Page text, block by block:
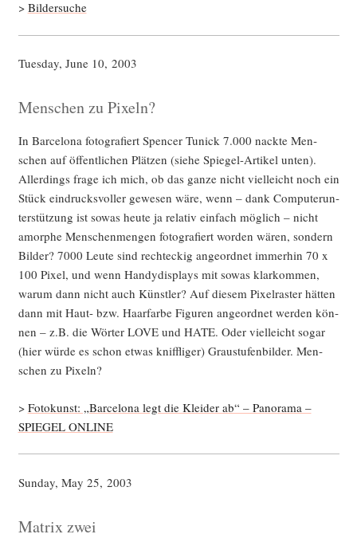
> Bil­der­su­che
Tues­day, June 10, 2003
Menschen zu Pixeln?
In Bar­ce­lo­na foto­gra­fiert Spen­cer Tunick 7.000 nack­te Men­
schen auf öffent­li­chen Plät­zen (sie­he Spie­gel-Arti­kel unten).
Aller­dings fra­ge ich mich, ob das gan­ze nicht viel­leicht noch ein
Stück ein­drucks­vol­ler gewe­sen wäre, wenn – dank Com­pu­ter­un­
ter­stüt­zung ist sowas heu­te ja rela­tiv ein­fach mög­lich – nicht
amor­phe Men­schen­men­gen foto­gra­fiert wor­den wären, son­dern
Bil­der? 7000 Leu­te sind recht­eckig ange­ord­net immer­hin 70 x
100 Pixel, und wenn Han­dy­dis­plays mit sowas klar­kom­men,
war­um dann nicht auch Künst­ler? Auf die­sem Pixel­ras­ter hät­ten
dann mit Haut- bzw. Haar­far­be Figu­ren ange­ord­net wer­den kön­
nen – z.B. die Wör­ter LOVE und HATE. Oder viel­leicht sogar
(hier wür­de es schon etwas kniff­li­ger) Grau­stu­fen­bil­der. Men­
schen zu Pixeln?
> Foto­kunst: „Bar­ce­lo­na legt die Klei­der ab“ – Pan­ora­ma –
SPIEGEL ONLINE
Sun­day, May 25, 2003
Matrix zwei